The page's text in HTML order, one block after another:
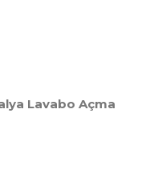
Lavabo Açma